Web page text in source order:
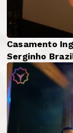
Casamento
Serginho